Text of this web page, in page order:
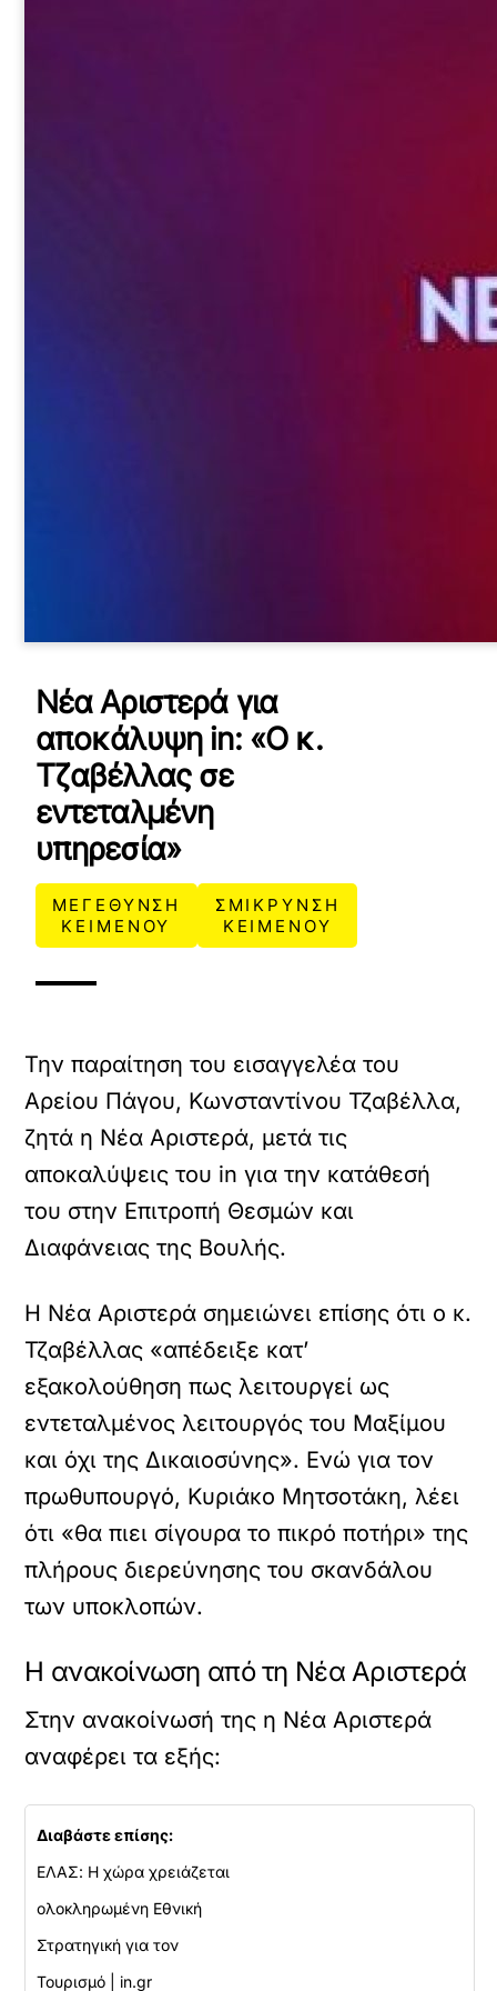
Νέα Αριστερά για
αποκάλυψη in: «Ο κ.
Τζαβέλλας σε
εντεταλμένη
υπηρεσία»
ΜΕΓΕΘΥΝΣΗ
ΚΕΙΜΕΝΟΥ
ΣΜΙΚΡΥΝΣΗ
ΚΕΙΜΕΝΟΥ
Την παραίτηση του εισαγγελέα του
Αρείου Πάγου, Κωνσταντίνου Τζαβέλλα,
ζητά η Νέα Αριστερά, μετά τις
αποκαλύψεις του in για την κατάθεσή
του στην Επιτροπή Θεσμών και
Διαφάνειας της Βουλής.
Η Νέα Αριστερά σημειώνει επίσης ότι ο κ.
Τζαβέλλας «απέδειξε κατ’
εξακολούθηση πως λειτουργεί ως
εντεταλμένος λειτουργός του Μαξίμου
και όχι της Δικαιοσύνης». Ενώ για τον
πρωθυπουργό, Κυριάκο Μητσοτάκη, λέει
ότι «θα πιει σίγουρα το πικρό ποτήρι» της
πλήρους διερεύνησης του σκανδάλου
των υποκλοπών.
Η ανακοίνωση από τη Νέα Αριστερά
Στην ανακοίνωσή της η Νέα Αριστερά
αναφέρει τα εξής:
Διαβάστε επίσης:
ΕΛΑΣ: Η χώρα χρειάζεται
ολοκληρωμένη Εθνική
Στρατηγική για τον
Τουρισμό | in.gr